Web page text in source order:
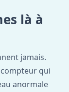
là à
jamais.
qui
anormale